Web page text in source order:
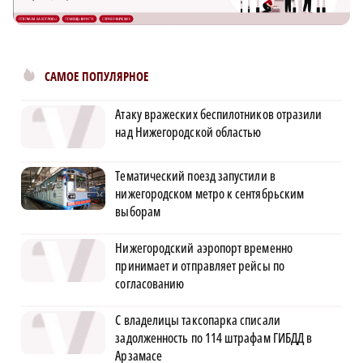
САМОЕ ПОПУЛЯРНОЕ
Атаку вражеских беспилотников отразили
над Нижегородской областью
Тематический поезд запустили в
нижегородском метро к сентябрьским
выборам
Нижегородский аэропорт временно
принимает и отправляет рейсы по
согласованию
С владелицы таксопарка списали
задолженность по 114 штрафам ГИБДД в
Арзамасе